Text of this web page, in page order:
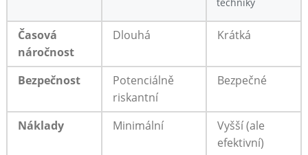
Časová
náročnost
Dlouhá Krátká
Bezpečnost
Potenciálně
riskantní
Bezpečné
Náklady Minimální
Vyšší (ale
efektivní)